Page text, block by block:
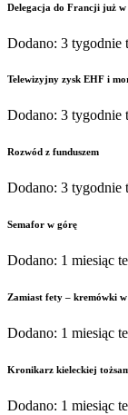
Delegacja do Francji już w
Dodano: 3 tygodnie
Telewizyjny zysk EHF i
Dodano: 3 tygodnie
Rozwód z funduszem
Dodano: 3 tygodnie
Semafor w górę
Dodano: 1 miesiąc
Zamiast fety – kremówki
Dodano: 1 miesiąc
Kronikarz kieleckiej
Dodano: 1 miesiąc